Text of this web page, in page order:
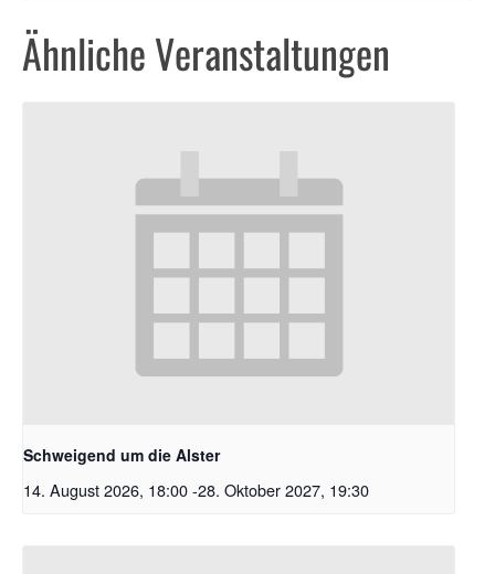
Ähnliche Veranstaltungen
Schweigend um die Alster
14. August 2026, 18:00-28. Oktober 2027, 19:30